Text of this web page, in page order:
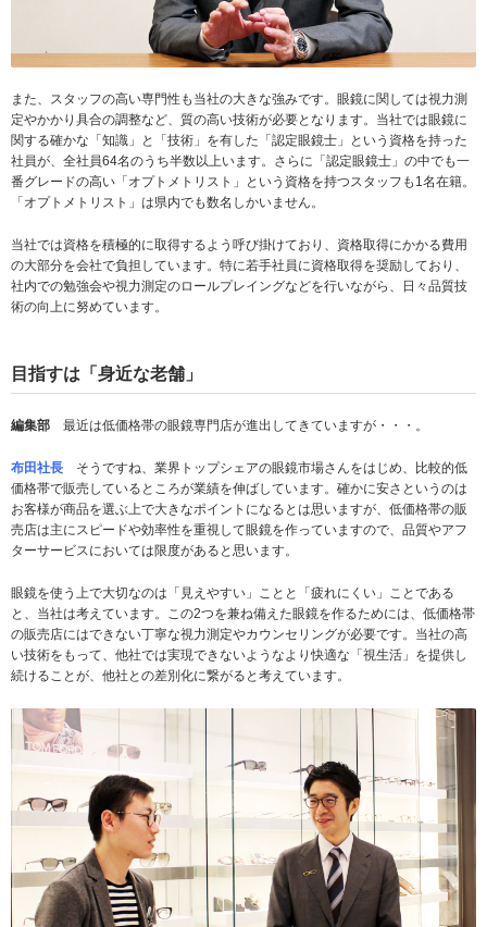
また、スタッフの高い専門性も当社の大きな強みです。眼鏡に関しては視力測
定やかかり具合の調整など、質の高い技術が必要となります。当社では眼鏡に
関する確かな「知識」と「技術」を有した「認定眼鏡士」という資格を持った
社員が、全社員64名のうち半数以上います。さらに「認定眼鏡士」の中でも一
番グレードの高い「オプトメトリスト」という資格を持つスタッフも1名在籍。
「オプトメトリスト」は県内でも数名しかいません。
当社では資格を積極的に取得するよう呼び掛けており、資格取得にかかる費用
の大部分を会社で負担しています。特に若手社員に資格取得を奨励しており、
社内での勉強会や視力測定のロールプレイングなどを行いながら、日々品質技
術の向上に努めています。
目指すは「身近な老舗」
編集部 最近は低価格帯の眼鏡専門店が進出してきていますが・・・。
布田社長 そうですね、業界トップシェアの眼鏡市場さんをはじめ、比較的低
価格帯で販売しているところが業績を伸ばしています。確かに安さというのは
お客様が商品を選ぶ上で大きなポイントになるとは思いますが、低価格帯の販
売店は主にスピードや効率性を重視して眼鏡を作っていますので、品質やアフ
ターサービスにおいては限度があると思います。
眼鏡を使う上で大切なのは「見えやすい」ことと「疲れにくい」ことである
と、当社は考えています。この2つを兼ね備えた眼鏡を作るためには、低価格帯
の販売店にはできない丁寧な視力測定やカウンセリングが必要です。当社の高
い技術をもって、他社では実現できないようなより快適な「視生活」を提供し
続けることが、他社との差別化に繋がると考えています。